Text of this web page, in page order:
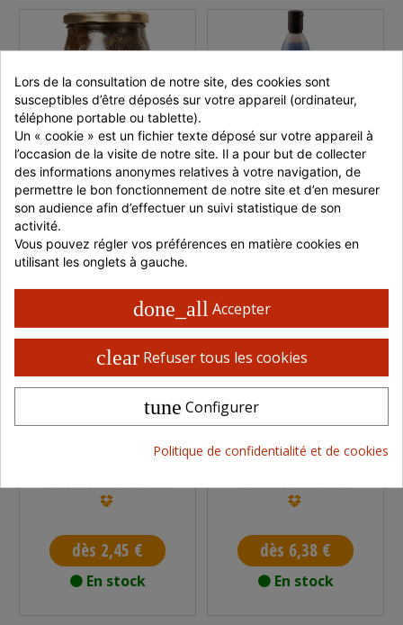
TARTUFATA TRUFFES
NOIRES D'ÉTÉ 500 G
dès 13,35 €
En stock
CRÈME DE VINAIGRE
BALSAMIQUE 600 ML
dès 4,98 €
ANCHOIS CÂPRES 200
G
dès 2,45 €
En stock
EXTRA TRUFFÉE 250
ML
dès 6,38 €
En stock
Lors de la consultation de notre site, des cookies sont
susceptibles d’être déposés sur votre appareil (ordinateur,
téléphone portable ou tablette).
Un « cookie » est un fichier texte déposé sur votre appareil à
l’occasion de la visite de notre site. Il a pour but de collecter
des informations anonymes relatives à votre navigation, de
permettre le bon fonctionnement de notre site et d’en mesurer
son audience afin d’effectuer un suivi statistique de son
activité.
Vous pouvez régler vos préférences en matière cookies en
utilisant les onglets à gauche.
done_all Accepter
clear Refuser tous les cookies
tune Configurer
Politique de confidentialité et de cookies